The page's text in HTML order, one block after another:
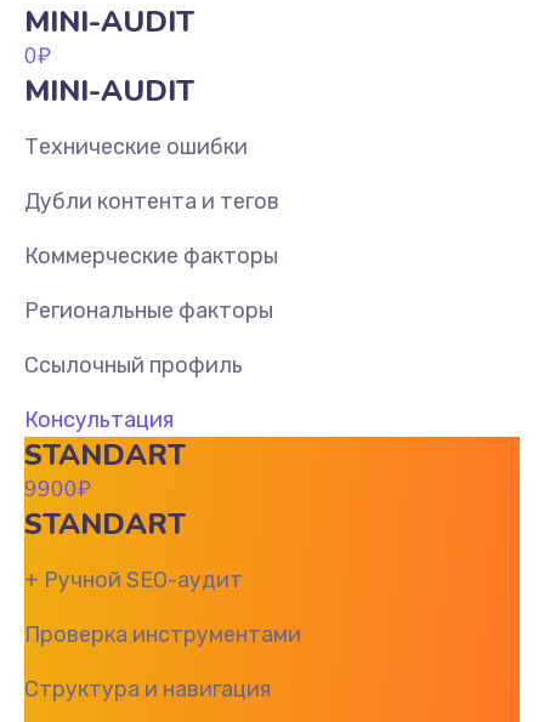
MINI-AUDIT
0₽
MINI-AUDIT
Технические ошибки
Дубли контента и тегов
Коммерческие факторы
Региональные факторы
Ссылочный профиль
Консультация
STANDART
9900₽
STANDART
+ Ручной SEO-аудит
Проверка инструментами
Структура и навигация